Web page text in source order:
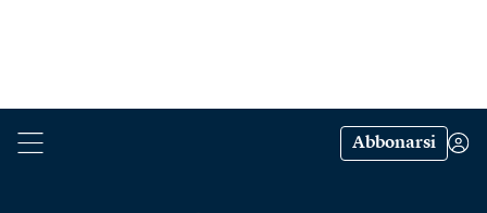
Abbonarsi